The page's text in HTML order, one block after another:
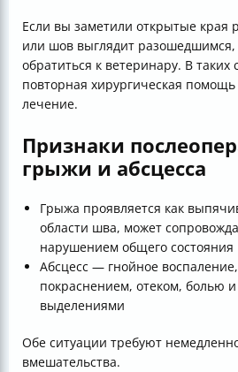
Если вы заметили открытые края
или шов выглядит
обратиться к ветеринару. В таких
повторная хирургическая
лечение.
Признаки
грыжи и абсцесса
Грыжа проявляется как
области шва, может
нарушением общего состояния
Абсцесс — гнойное
покраснением, отеком, болью
выделениями
Обе ситуации требуют
вмешательства.